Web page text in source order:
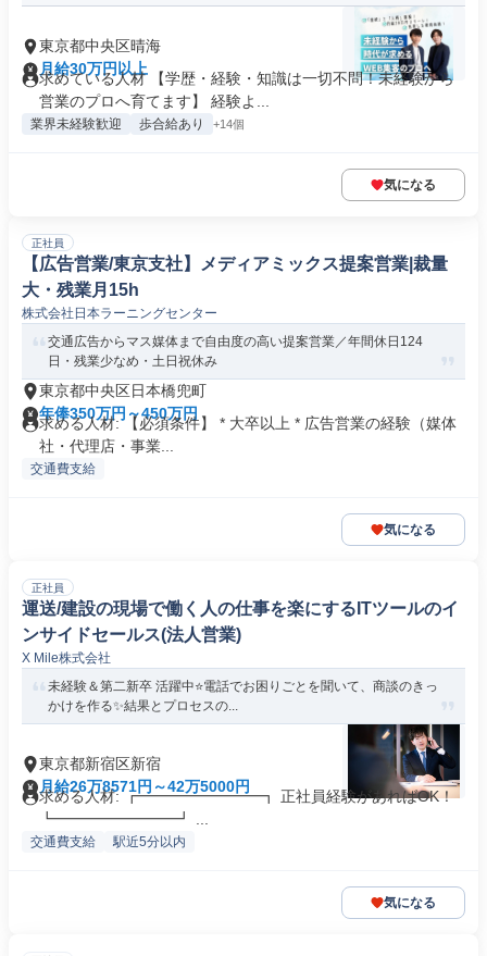
東京都中央区晴海
月給30万円以上
求めている人材 【学歴・経験・知識は一切不問！未経験から
営業のプロへ育てます】 経験よ...
業界未経験歓迎 歩合給あり +14個
気になる
正社員
【広告営業/東京支社】メディアミックス提案営業|裁量
大・残業月15h
株式会社日本ラーニングセンター
交通広告からマス媒体まで自由度の高い提案営業／年間休日124
日・残業少なめ・土日祝休み
東京都中央区日本橋兜町
年俸350万円～450万円
求める人材: 【必須条件】 * 大卒以上 * 広告営業の経験（媒体
社・代理店・事業...
交通費支給
気になる
正社員
運送/建設の現場で働く人の仕事を楽にするITツールのイ
ンサイドセールス(法人営業)
X Mile株式会社
未経験＆第二新卒 活躍中⭐電話でお困りごとを聞いて、商談のきっ
かけを作る✨結果とプロセスの...
東京都新宿区新宿
月給26万8571円～42万5000円
求める人材: ┏━━━━━━━━┓ 正社員経験があればOK！
┗━━━━━━━━┛ ...
交通費支給 駅近5分以内
気になる